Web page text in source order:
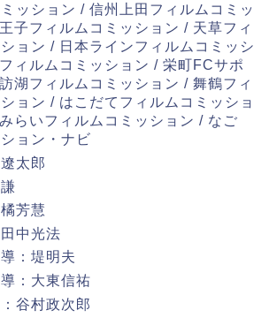
ッション / 信州上田フィルムコミッ
子フィルムコミッション / 天草フィ
ョン / 日本ラインフィルムコミッシ
ィルムコミッション / 栄町FCサポ
湖フィルムコミッション / 舞鶴フィ
ョン / はこだてフィルムコミッショ
らいフィルムコミッション / なご
ョン・ナビ
太郎
芳慧
中光法
：堤明夫
：大東信祐
谷村政次郎